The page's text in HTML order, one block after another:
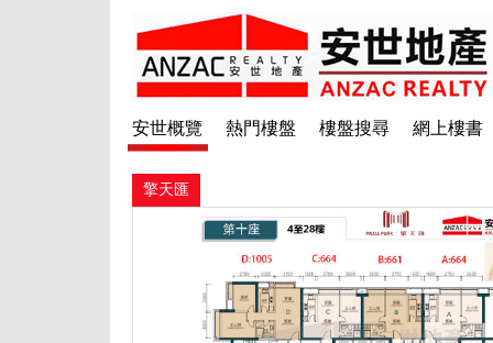
安世概覽 熱門樓盤 樓盤搜尋 網上樓書
擎天匯